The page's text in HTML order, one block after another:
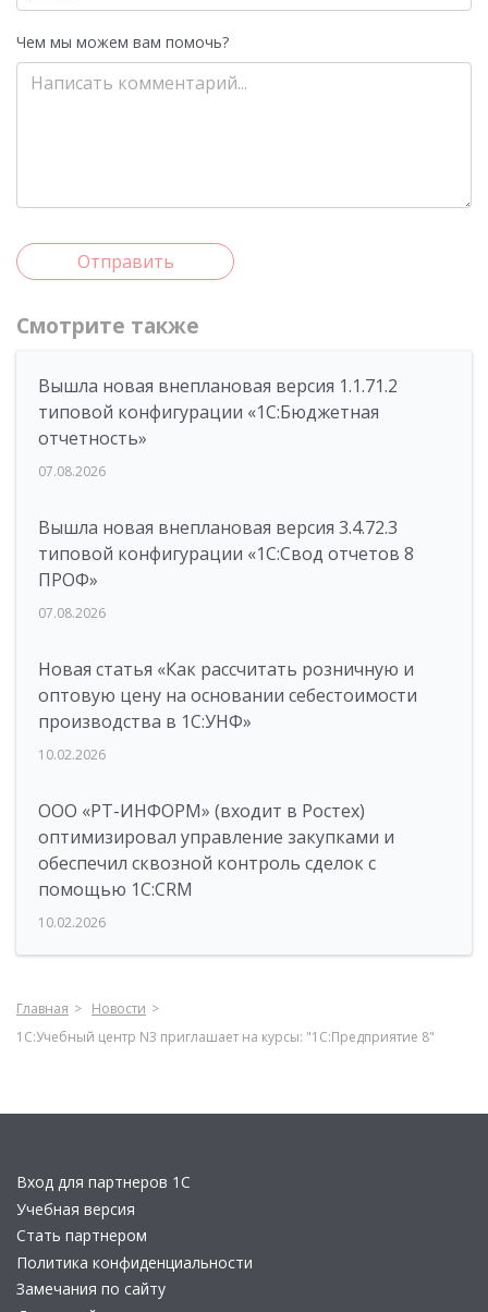
Чем мы можем вам помочь?
Отправить
Смотрите также
Вышла новая внеплановая версия 1.1.71.2
типовой конфигурации «1C:Бюджетная
отчетность»
07.08.2026
Вышла новая внеплановая версия 3.4.72.3
типовой конфигурации «1C:Свод отчетов 8
ПРОФ»
07.08.2026
Новая статья «Как рассчитать розничную и
оптовую цену на основании себестоимости
производства в 1С:УНФ»
10.02.2026
ООО «РТ-ИНФОРМ» (входит в Ростех)
оптимизировал управление закупками и
обеспечил сквозной контроль сделок с
помощью 1С:CRM
10.02.2026
Главная
Новости
1С:Учебный центр N3 приглашает на курсы: "1С:Предприятие 8"
Вход для партнеров 1С
Учебная версия
Стать партнером
Политика конфиденциальности
Замечания по сайту